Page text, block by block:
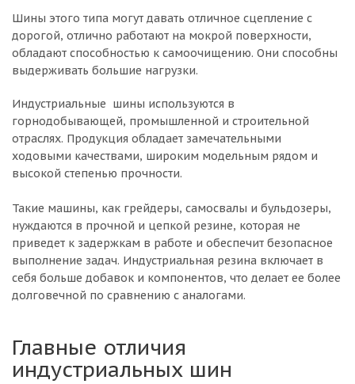
Шины этого типа могут давать отличное сцепление с
дорогой, отлично работают на мокрой поверхности,
обладают способностью к самоочищению. Они способны
выдерживать большие нагрузки.
Индустриальные шины используются в
горнодобывающей, промышленной и строительной
отраслях. Продукция обладает замечательными
ходовыми качествами, широким модельным рядом и
высокой степенью прочности.
Такие машины, как грейдеры, самосвалы и бульдозеры,
нуждаются в прочной и цепкой резине, которая не
приведет к задержкам в работе и обеспечит безопасное
выполнение задач. Индустриальная резина включает в
себя больше добавок и компонентов, что делает ее более
долговечной по сравнению с аналогами.
Главные отличия
индустриальных шин